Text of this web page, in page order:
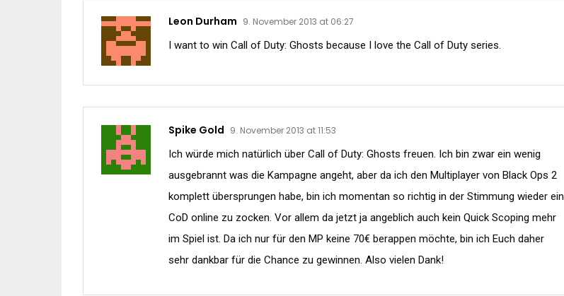
Leon Durham 9. November 2013 at 06:27
I want to win Call of Duty: Ghosts because I love the Call of Duty series.
Spike Gold 9. November 2013 at 11:53
Ich würde mich natürlich über Call of Duty: Ghosts freuen. Ich bin zwar ein wenig
ausgebrannt was die Kampagne angeht, aber da ich den Multiplayer von Black Ops 2
komplett übersprungen habe, bin ich momentan so richtig in der Stimmung wieder ein
CoD online zu zocken. Vor allem da jetzt ja angeblich auch kein Quick Scoping mehr
im Spiel ist. Da ich nur für den MP keine 70€ berappen möchte, bin ich Euch daher
sehr dankbar für die Chance zu gewinnen. Also vielen Dank!